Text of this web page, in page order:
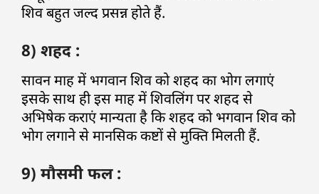
शिव बहुत जल्द प्रसन्न होते हैं.
8) शहद :
सावन माह में भगवान शिव को शहद का भोग लगाएं
इसके साथ ही इस माह में शिवलिंग पर शहद से
अभिषेक कराएं मान्यता है कि शहद को भगवान शिव को
भोग लगाने से मानसिक कष्टों से मुक्ति मिलती हैं.
9) मौसमी फल :